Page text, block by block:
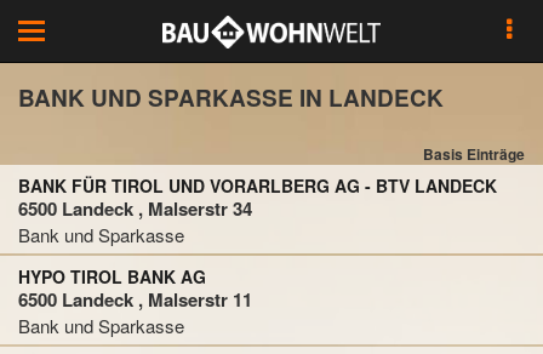
Toggle
navigation
BANK UND SPARKASSE IN LANDECK
Basis Einträge
BANK FÜR TIROL UND VORARLBERG AG - BTV LANDECK
6500 Landeck , Malserstr 34
Bank und Sparkasse
HYPO TIROL BANK AG
6500 Landeck , Malserstr 11
Bank und Sparkasse